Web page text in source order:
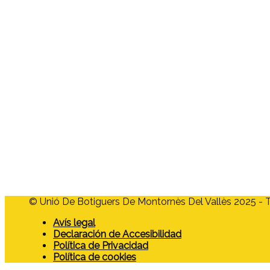
© Unió De Botiguers De Montornès Del Vallès 2025 -
Avís legal
Declaración de Accesibilidad
Política de Privacidad
Política de cookies